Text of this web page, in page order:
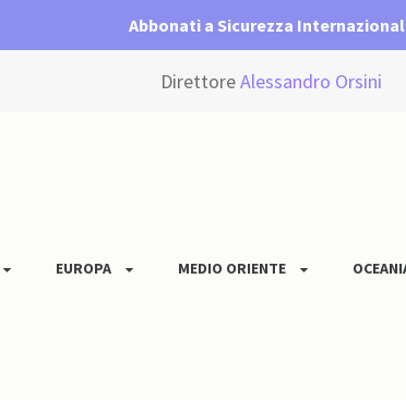
Abbonati a Sicurezza
DirettoreAlessandro Orsini
EUROPA MEDIO ORIENTE